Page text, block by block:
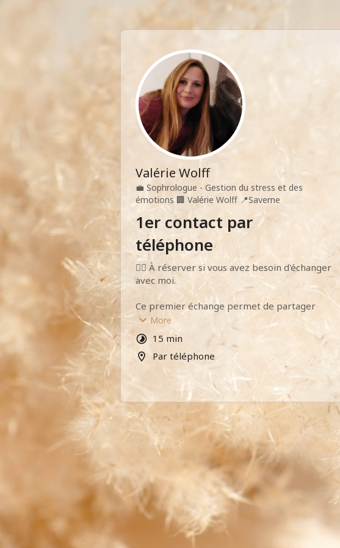
Valérie Wolff
💼 Sophrologue - Gestion du stress et des
émotions 🏢 Valérie Wolff 📍Saverne
1er contact par
téléphone
👉🏼 À réserver si vous avez besoin d'échanger
avec moi.
Ce premier échange permet de partager
votre situation, vos attentes, de vérifier si je
peux vous aider et si les techniques que je
vous propose sont adaptées à vos besoins.
L’appel est gratuit et sans engagement.
More
15 min
Par téléphone